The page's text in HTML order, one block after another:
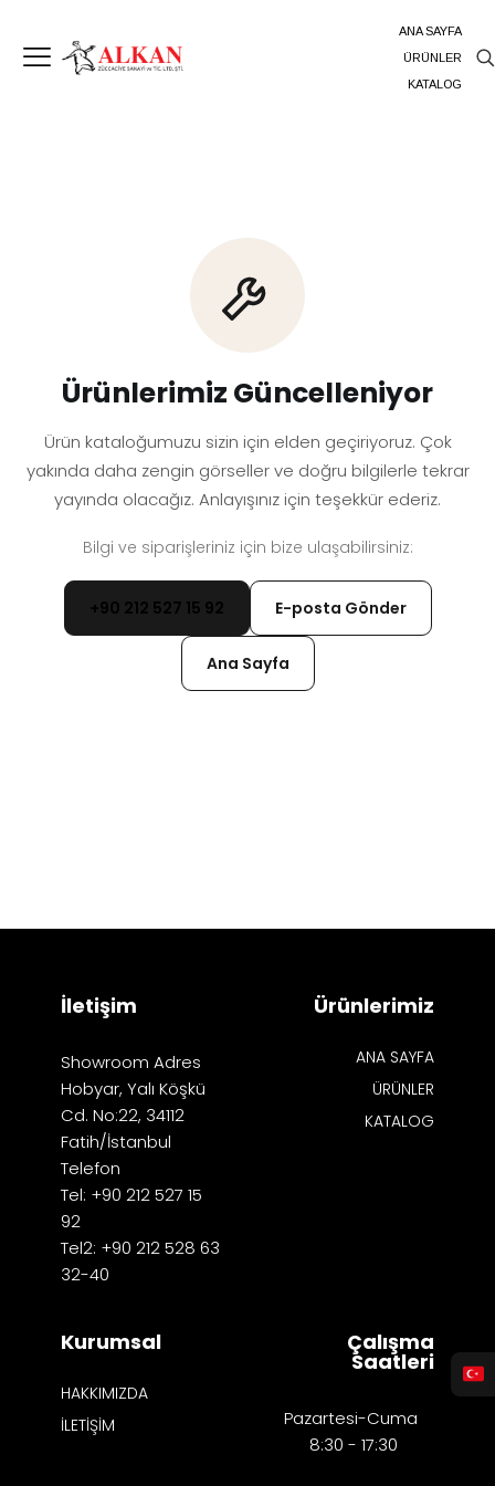
ANA SAYFA
ÜRÜNLER
KATALOG
Ürünlerimiz Güncelleniyor
Ürün kataloğumuzu sizin için elden geçiriyoruz. Çok
yakında daha zengin görseller ve doğru bilgilerle tekrar
yayında olacağız. Anlayışınız için teşekkür ederiz.
Bilgi ve siparişleriniz için bize ulaşabilirsiniz:
+90 212 527 15 92 E-posta Gönder
Ana Sayfa
İletişim
Showroom Adres
Hobyar, Yalı Köşkü
Cd. No:22, 34112
Fatih/İstanbul
Telefon
Tel: +90 212 527 15
92
Tel2: +90 212 528 63
32-40
Ürünlerimiz
ANA SAYFA
ÜRÜNLER
KATALOG
Kurumsal
HAKKIMIZDA
İLETİŞİM
Çalışma
Saatleri
Pazartesi-Cuma
8:30 - 17:30​​